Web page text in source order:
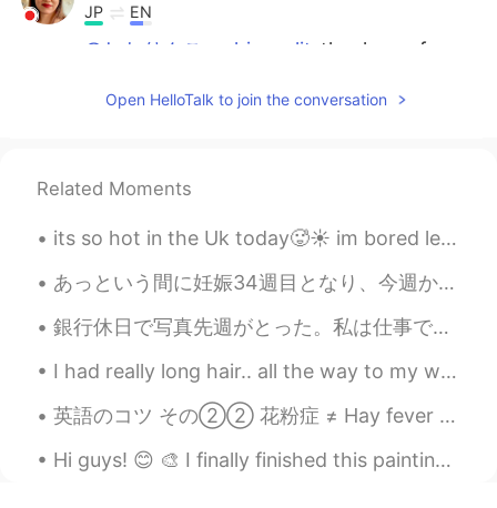
JP EN
@しおりんご・chie au lit
thank you for
@Anna 안나
AGREE
Anna 안나 2021.02.03 13:35
@Yacine Bahnana フレンチの心を持った
カナダ人ならロマンティックな事は、良く
わかってるでしょ？😂😉
Anna 안나 2021.02.03 13:34
JP EN
Open HelloTalk to join the conversation
Related Moments
its so hot in the Uk today🥵☀️ im bored lets chat☺and again another cat pic i love cats thats why ...
あっという間に妊娠34週目となり、今週から産休に入りました。職場の方々に素敵なギフト（扇子、ハンドクリーム、花束）をもらってとても感謝しています❤️ 産休初日ということでプール行ってきました！平...
銀行休日で写真先週がとった。私は仕事でそれ日でした、でも後でパーク行きました🌸 これ今夏はまでの以上に忙しい。投稿するじかんがありません、メッセージに一貫して返信今はさえできません。 誰かが...
I had really long hair.. all the way to my waist, maybe past it but today I decided I wanted some...
英語のコツ その②② 花粉症 ≠ Hay fever 花粉症を辞書で調べたら「hay fever」が出てくるけど、ほとんど使わない言葉です。日本に住んでいる英語圏の方は「hay fever」を...
Hi guys! 😊 🎨 I finally finished this painting of Genshin impact! Is painting in Acrylic on Canvas...